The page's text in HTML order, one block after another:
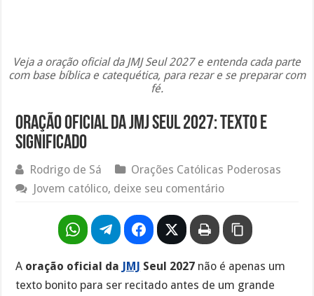
Veja a oração oficial da JMJ Seul 2027 e entenda cada parte
com base bíblica e catequética, para rezar e se preparar com
fé.
Oração oficial da JMJ Seul 2027: texto e
significado
Rodrigo de Sá
Orações Católicas Poderosas
Jovem católico, deixe seu comentário
A oração oficial da JMJ Seul 2027 não é apenas um
texto bonito para ser recitado antes de um grande